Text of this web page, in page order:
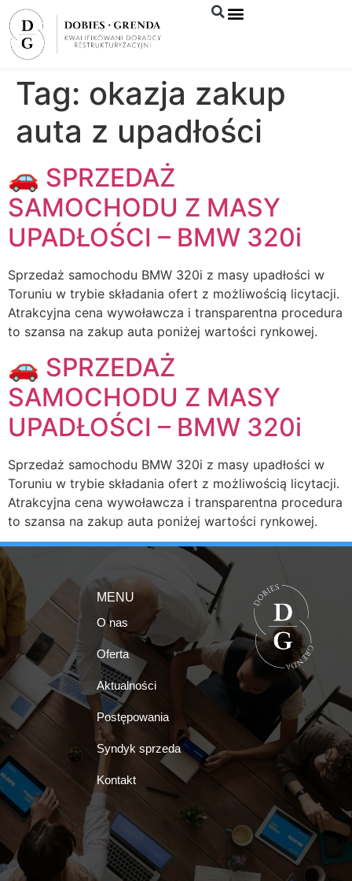
Tag: okazja zakup
auta z upadłości
🚗 SPRZEDAŻ
SAMOCHODU Z MASY
UPADŁOŚCI – BMW 320i
Sprzedaż samochodu BMW 320i z masy upadłości w
Toruniu w trybie składania ofert z możliwością licytacji.
Atrakcyjna cena wywoławcza i transparentna procedura
to szansa na zakup auta poniżej wartości rynkowej.
🚗 SPRZEDAŻ
SAMOCHODU Z MASY
UPADŁOŚCI – BMW 320i
Sprzedaż samochodu BMW 320i z masy upadłości w
Toruniu w trybie składania ofert z możliwością licytacji.
Atrakcyjna cena wywoławcza i transparentna procedura
to szansa na zakup auta poniżej wartości rynkowej.
MENU
O nas
Oferta
Aktualności
Postępowania
Syndyk sprzeda
Kontakt